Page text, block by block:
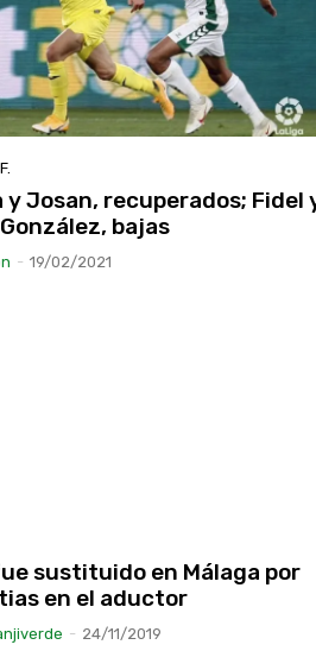
y Josan, recuperados; Fidel
bajas
- 19/02/2021
sustituido en Málaga por
en el aductor
- 24/11/2019